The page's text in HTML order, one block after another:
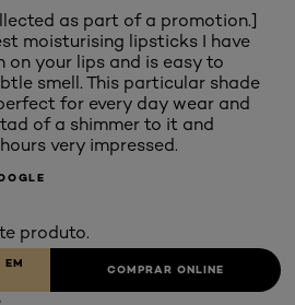
as part of a promotion.]
moisturising lipsticks I have
your lips and is easy to
smell. This particular shade
for every day wear and
of a shimmer to it and
very impressed.
produto.
EM
COMPRAR ONLINE